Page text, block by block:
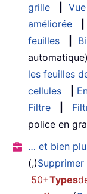
grille
améliorée
feuilles
automatique)
les feuilles
cellules
Filtre
police en
… et bien
(,)
50+Types